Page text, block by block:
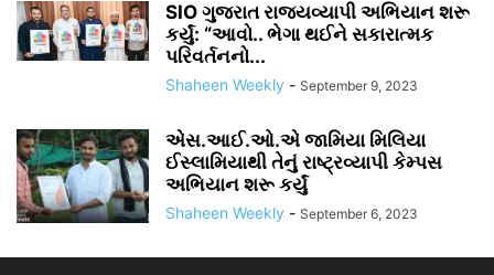
SIO ગુજરાત રાજ્યવ્યાપી અભિયાન શરૂ
કર્યું: “આવો.. ભેગા થઈને સકારાત્મક
પરિવર્તનનો...
Shaheen Weekly - September 9, 2023
એસ.આઈ.ઓ.એ જામિયા મિલિયા
ઈસ્લામિયાથી તેનું રાષ્ટ્રવ્યાપી કેમ્પસ
અભિયાન શરૂ કર્યું
Shaheen Weekly - September 6, 2023